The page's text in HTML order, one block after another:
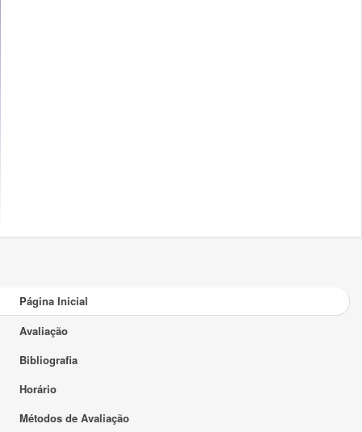
Página Inicial
Avaliação
Bibliografia
Horário
Métodos de Avaliação